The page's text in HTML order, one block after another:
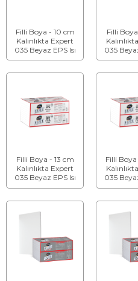
Filli Boya - 10 cm
Kalınlıkta Expert
035 Beyaz EPS Isı
Yalıtım Levhası
Filli
035
Yalıtım
Filli Boya - 13 cm
Kalınlıkta Expert
035 Beyaz EPS Isı
Yalıtım Levhası
Filli
035
Yalıtım